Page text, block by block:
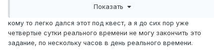
медленная.Точка заброса 7.13 ящик.Всем удачи и
Показать контент
Показать
кому то легко дался этот под квест, а я до сих пор уже
четвертые сутки реального времени не могу закончить это
задание, по нескольку часов в день реального времени.